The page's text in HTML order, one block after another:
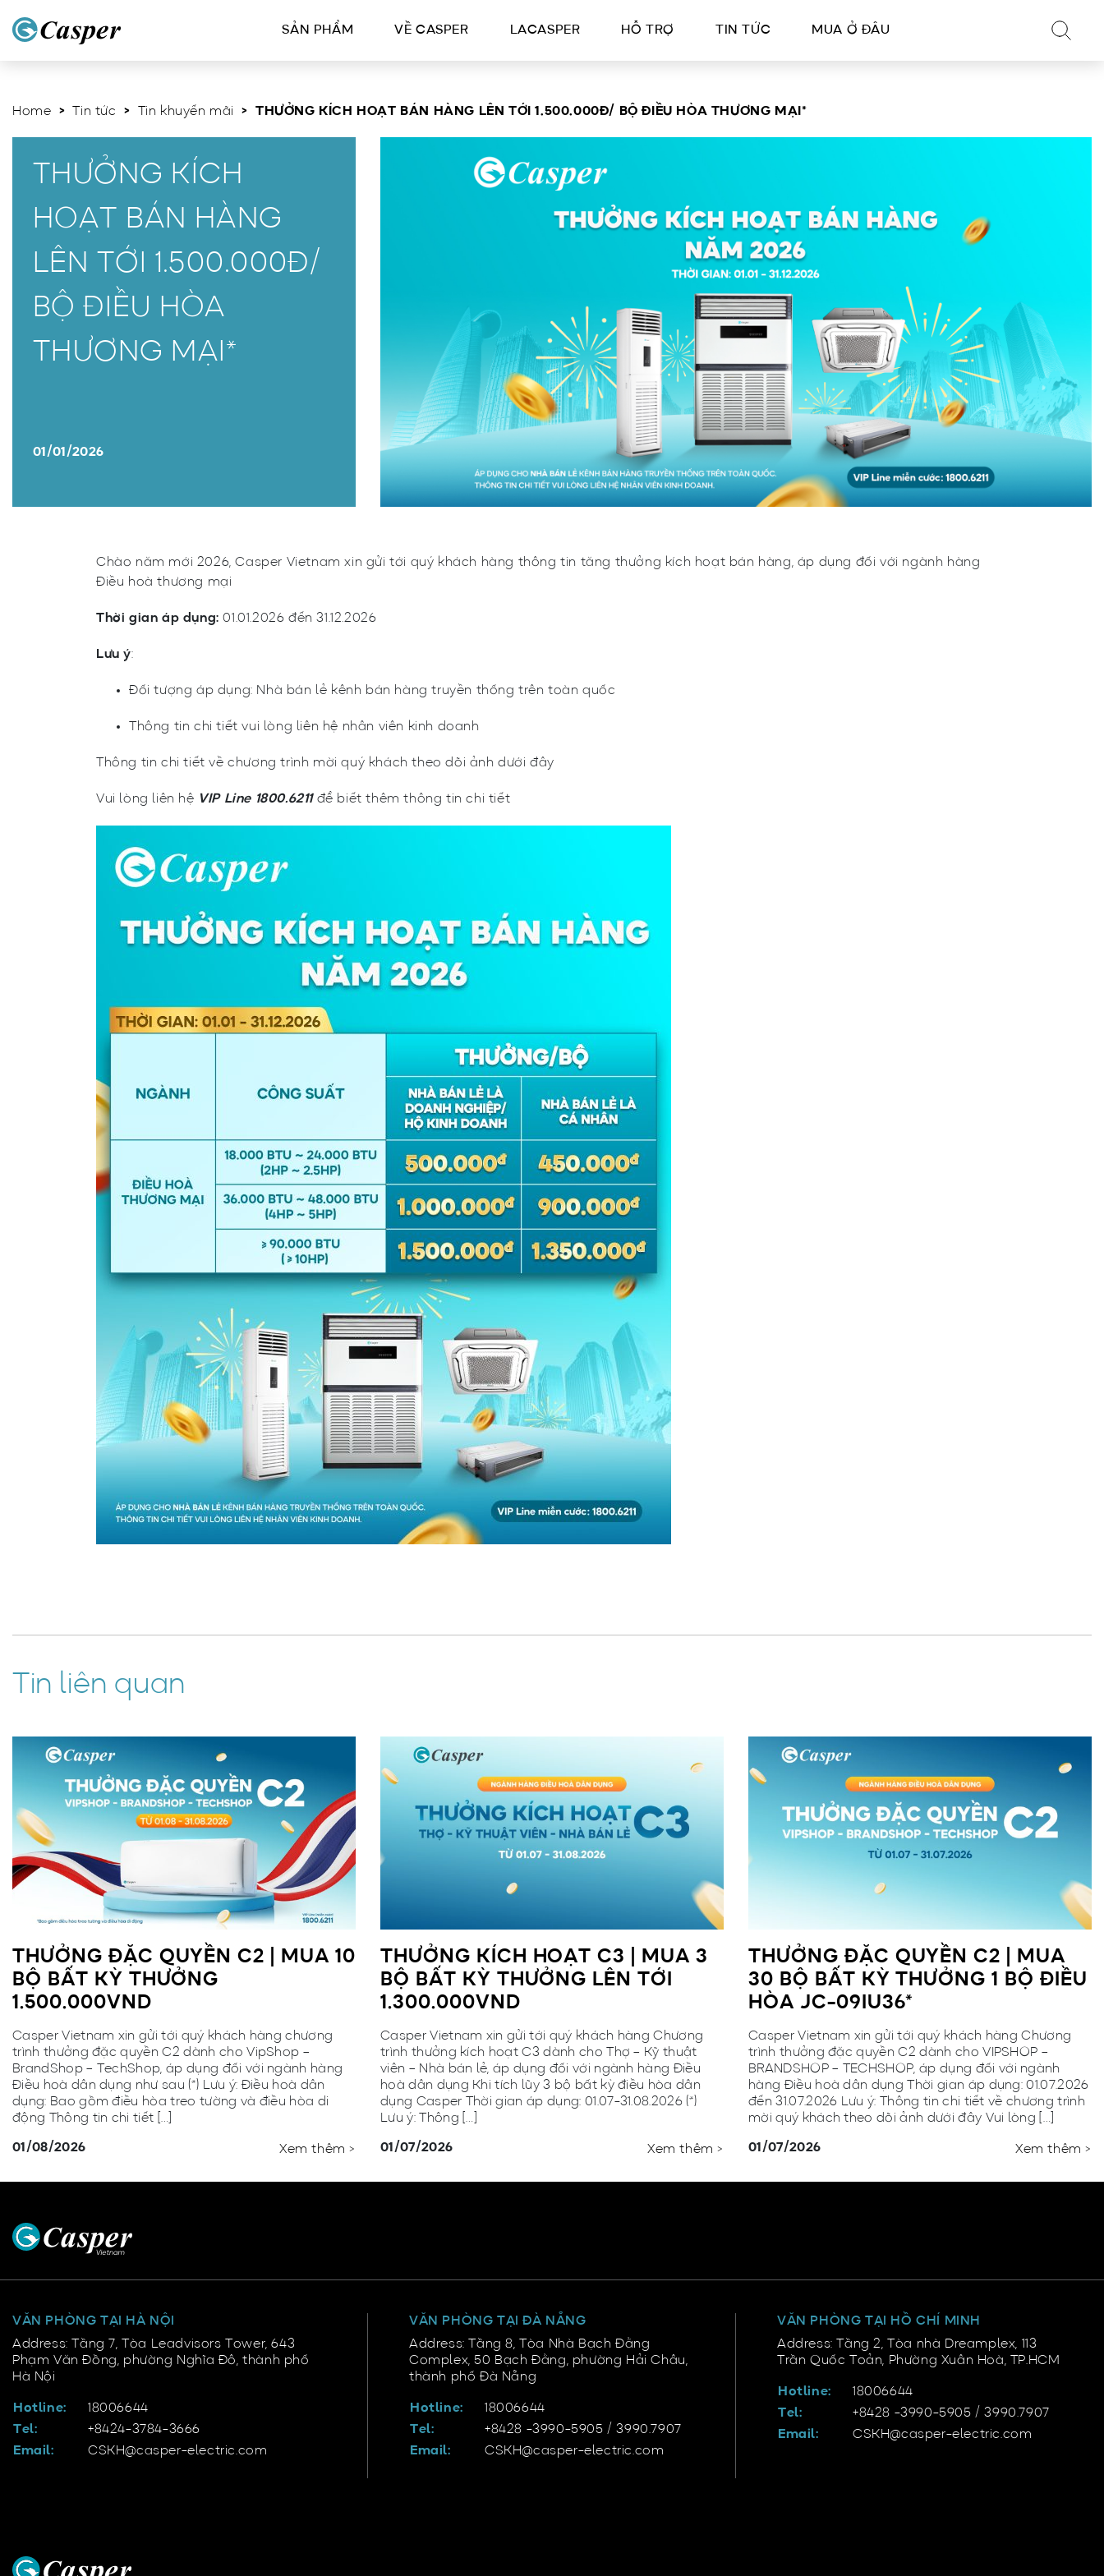
SẢN PHẨM VỀ CASPER LACASPER HỖ TRỢ TIN TỨC MUA Ở ĐÂU
Home > Tin tức > Tin khuyến mãi > THƯỞNG KÍCH HOẠT BÁN HÀNG LÊN TỚI 1.500.000Đ/ BỘ ĐIỀU HÒA THƯƠNG MẠI*
THƯỞNG KÍCH
HOẠT BÁN HÀNG
LÊN TỚI 1.500.000Đ/
BỘ ĐIỀU HÒA
THƯƠNG MẠI*
01/01/2026
Chào năm mới 2026, Casper Vietnam xin gửi tới quý khách hàng thông tin tăng thưởng kích hoạt bán hàng, áp dụng đối với ngành hàng
Điều hoà thương mại
Thời gian áp dụng: 01.01.2026 đến 31.12.2026
Lưu ý:
Đối tượng áp dụng: Nhà bán lẻ kênh bán hàng truyền thống trên toàn quốc
Thông tin chi tiết vui lòng liên hệ nhân viên kinh doanh
Thông tin chi tiết về chương trình mời quý khách theo dõi ảnh dưới đây
Vui lòng liên hệ VIP Line 1800.6211để biết thêm thông tin chi tiết
Tin liên quan
THƯỞNG ĐẶC QUYỀN C2 | MUA 10
BỘ BẤT KỲ THƯỞNG
1.500.000VND
Casper Vietnam xin gửi tới quý khách hàng chương
trình thưởng đặc quyền C2 dành cho VipShop –
BrandShop – TechShop, áp dụng đối với ngành hàng
Điều hoà dân dụng như sau (*) Lưu ý: Điều hoà dân
dụng: Bao gồm điều hòa treo tường và điều hòa di
động Thông tin chi tiết […]
01/08/2026 Xem thêm >
THƯỞNG KÍCH HOẠT C3 | MUA 3
BỘ BẤT KỲ THƯỞNG LÊN TỚI
1.300.000VND
Casper Vietnam xin gửi tới quý khách hàng Chương
trình thưởng kích hoạt C3 dành cho Thợ – Kỹ thuật
viên – Nhà bán lẻ, áp dụng đối với ngành hàng Điều
hoà dân dụng Khi tích lũy 3 bộ bất kỳ điều hòa dân
dụng Casper Thời gian áp dụng: 01.07-31.08.2026 (*)
Lưu ý: Thông […]
01/07/2026 Xem thêm >
THƯỞNG ĐẶC QUYỀN C2 | MUA
30 BỘ BẤT KỲ THƯỞNG 1 BỘ ĐIỀU
HÒA JC-09IU36*
Casper Vietnam xin gửi tới quý khách hàng Chương
trình thưởng đặc quyền C2 dành cho VIPSHOP –
BRANDSHOP – TECHSHOP, áp dụng đối với ngành
hàng Điều hoà dân dụng Thời gian áp dụng: 01.07.2026
đến 31.07.2026 Lưu ý: Thông tin chi tiết về chương trình
mời quý khách theo dõi ảnh dưới đây Vui lòng […]
01/07/2026 Xem thêm >
VĂN PHÒNG TẠI HÀ NỘI
Address: Tầng 7, Tòa Leadvisors Tower, 643
Phạm Văn Đồng, phường Nghĩa Đô, thành phố
Hà Nội
Hotline:
18006644
Tel:
+8424-3784-3666
Email:
CSKH@casper-electric.com
VĂN PHÒNG TẠI ĐÀ NẴNG
Address: Tầng 8, Tòa Nhà Bạch Đằng
Complex, 50 Bạch Đằng, phường Hải Châu,
thành phố Đà Nẵng
Hotline:
18006644
Tel:
+8428 -3990-5905 / 3990.7907
Email:
CSKH@casper-electric.com
VĂN PHÒNG TẠI HỒ CHÍ MINH
Address: Tầng 2, Tòa nhà Dreamplex, 113
Trần Quốc Toản, Phường Xuân Hoà, TP.HCM
Hotline:
18006644
Tel:
+8428 -3990-5905 / 3990.7907
Email:
CSKH@casper-electric.com